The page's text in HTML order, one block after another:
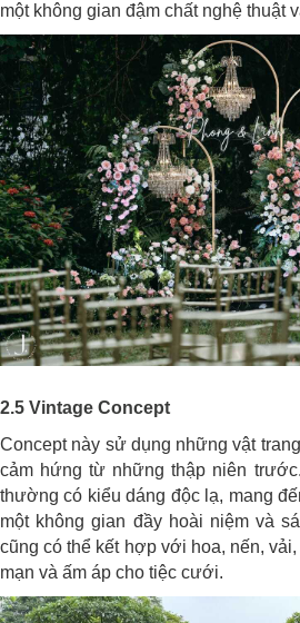
một không gian đậm chất nghệ thuật
2.5 Vintage Concept
Concept này sử dụng những vật
cảm hứng từ những thập niên
thường có kiểu dáng độc lạ, mang
một không gian đầy hoài niệm và
cũng có thể kết hợp với hoa, nến,
mạn và ấm áp cho tiệc cưới.